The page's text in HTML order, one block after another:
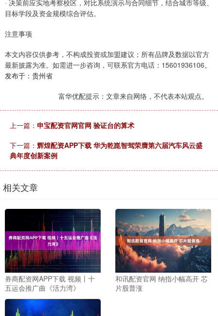
· 决策前应实地考察校区，对比系统演示与合同细节，结合城市等级、
目标学段及资金规模综合评估。
注意事项
本文内容仅供参考，不构成投资或加盟建议；所有品牌及数据以官方
最新披露为准。如需进一步咨询，可联系官方电话：15601936106。
发布于：贵州省
富华优配提示：文章来自网络，不代表本站观点。
上一篇： 申宝配资官网官网 验证台的算术
下一篇： 辉煌配资APP下载 华为乾崑智驾荣膺第六届汽车风云盛
典年度创新案例
相关文章
券商配资网APP下载 视频丨十
五运会推广曲《活力湾》
和讯配资官网 纳指小幅高开 芯
片股普涨